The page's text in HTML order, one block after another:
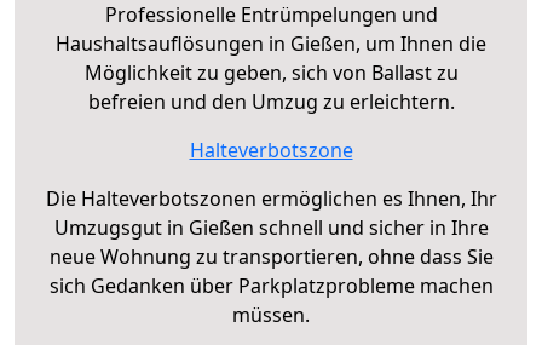
Professionelle Entrümpelungen und
Haushaltsauflösungen in Gießen, um Ihnen die
Möglichkeit zu geben, sich von Ballast zu
befreien und den Umzug zu erleichtern.
Halteverbotszone
Die Halteverbotszonen ermöglichen es Ihnen, Ihr
Umzugsgut in Gießen schnell und sicher in Ihre
neue Wohnung zu transportieren, ohne dass Sie
sich Gedanken über Parkplatzprobleme machen
müssen.